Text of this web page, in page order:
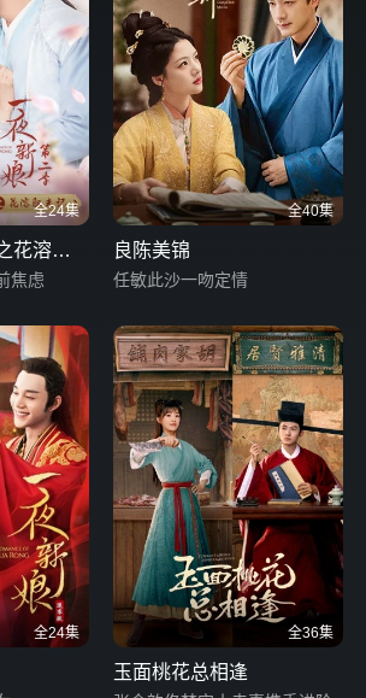
全24集
花溶驭
焦虑
全40集
良陈美锦
任敏此沙一吻定情
全24集 全36集
玉面桃花总相逢